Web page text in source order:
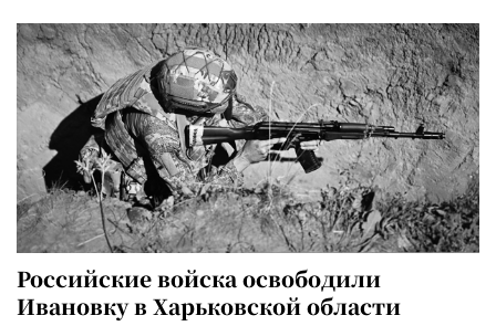
Российские войска освободили
Ивановку в Харьковской области